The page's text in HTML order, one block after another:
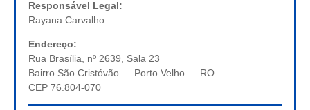
Responsável Legal:
Rayana Carvalho
Endereço:
Rua Brasília, nº 2639, Sala 23
Bairro São Cristóvão — Porto Velho — RO
CEP 76.804-070